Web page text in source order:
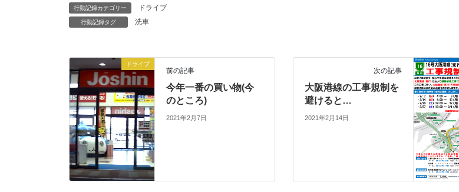
行動記録カテゴリー ドライブ
行動記録タグ 洗車
ドライブ
前の記事
今年一番の買い物(今
のところ)
2021年2月7日
次の記事
大阪港線の工事規制を
避けると…
2021年2月14日